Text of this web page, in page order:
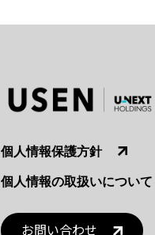
個人情報保護方針
個人情報の取扱いについて
お問い合わせ